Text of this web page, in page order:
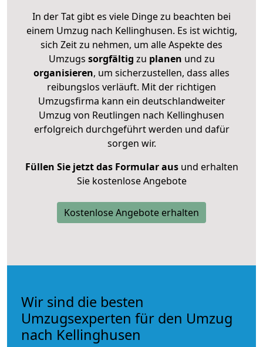
In der Tat gibt es viele Dinge zu beachten bei
einem Umzug nach Kellinghusen. Es ist wichtig,
sich Zeit zu nehmen, um alle Aspekte des
Umzugs sorgfältig zu planen und zu
organisieren, um sicherzustellen, dass alles
reibungslos verläuft. Mit der richtigen
Umzugsfirma kann ein deutschlandweiter
Umzug von Reutlingen nach Kellinghusen
erfolgreich durchgeführt werden und dafür
sorgen wir.
Füllen Sie jetzt das Formular ausund erhalten
Sie kostenlose Angebote
Kostenlose Angebote erhalten
Wir sind die besten
Umzugsexperten für den Umzug
nach Kellinghusen